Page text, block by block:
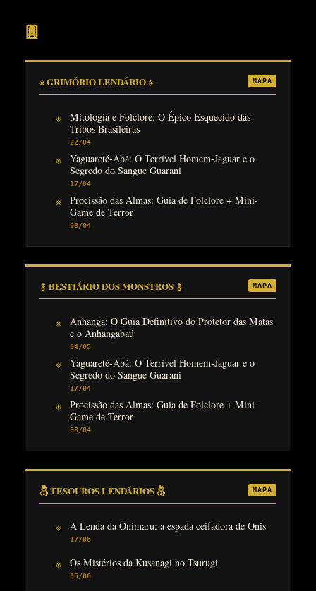
𖣍
※ GRIMÓRIO LENDÁRIO ※ MAPA
Mitologia e Folclore: O Épico Esquecido das
Tribos Brasileiras
22/04
Yaguareté-Abá: O Terrível Homem-Jaguar e o
Segredo do Sangue Guarani
17/04
Procissão das Almas: Guia de Folclore + Mini-
Game de Terror
08/04
⚷ BESTIÁRIO DOS MONSTROS ⚷ MAPA
Anhangá: O Guia Definitivo do Protetor das Matas
e o Anhangabaú
04/05
Yaguareté-Abá: O Terrível Homem-Jaguar e o
Segredo do Sangue Guarani
17/04
Procissão das Almas: Guia de Folclore + Mini-
Game de Terror
08/04
𓆣 TESOUROS LENDÁRIOS 𓆣 MAPA
A Lenda da Onimaru: a espada ceifadora de Onis
17/06
Os Mistérios da Kusanagi no Tsurugi
05/06